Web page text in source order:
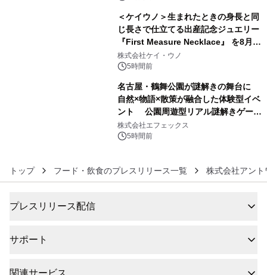
＜ケイウノ＞生まれたときの身長と同
じ長さで仕立てる出産記念ジュエリー
『First Measure Necklace』 を8月14
日(金)に発売
株式会社ケイ・ウノ
5時間前
名古屋・鶴舞公園が謎解きの舞台に
自然×物語×散策が融合した体験型イベ
ント 公園周遊型リアル謎解きゲーム
「クローバーの国とトランプの魔法」
開催決定
株式会社エフェックス
5時間前
トップ フード・飲食のプレスリリース一覧 株式会社アント
プレスリリース配信
サポート
関連サービス